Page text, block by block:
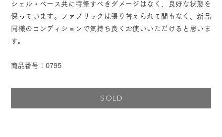
シェル・ベース共に特筆すべきダメージはなく、良好な状態を
保っています。ファブリックは張り替えられて間もなく、新品
同様のコンディションで気持ち良くお使いいただけると思いま
す。
商品番号：0795
SOLD